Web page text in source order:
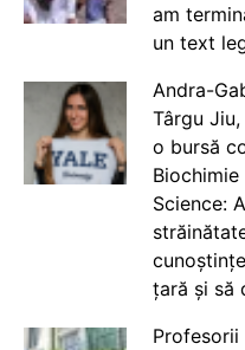
am
un text
Andra-
Târgu
o bursă
Science:
țară și să